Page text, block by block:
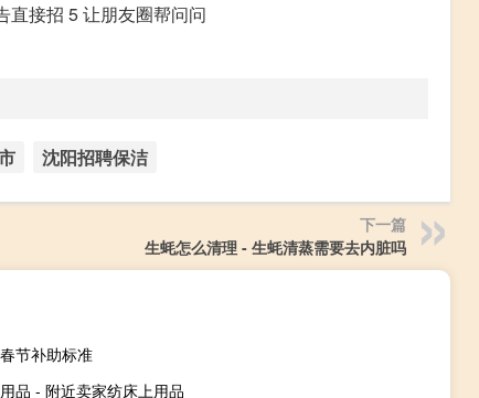
直接招 5 让朋友圈帮问问
沈阳招聘保洁
下一篇
生蚝怎么清理 - 生蚝清蒸需要去内脏吗
节补助标准
品 - 附近卖家纺床上用品